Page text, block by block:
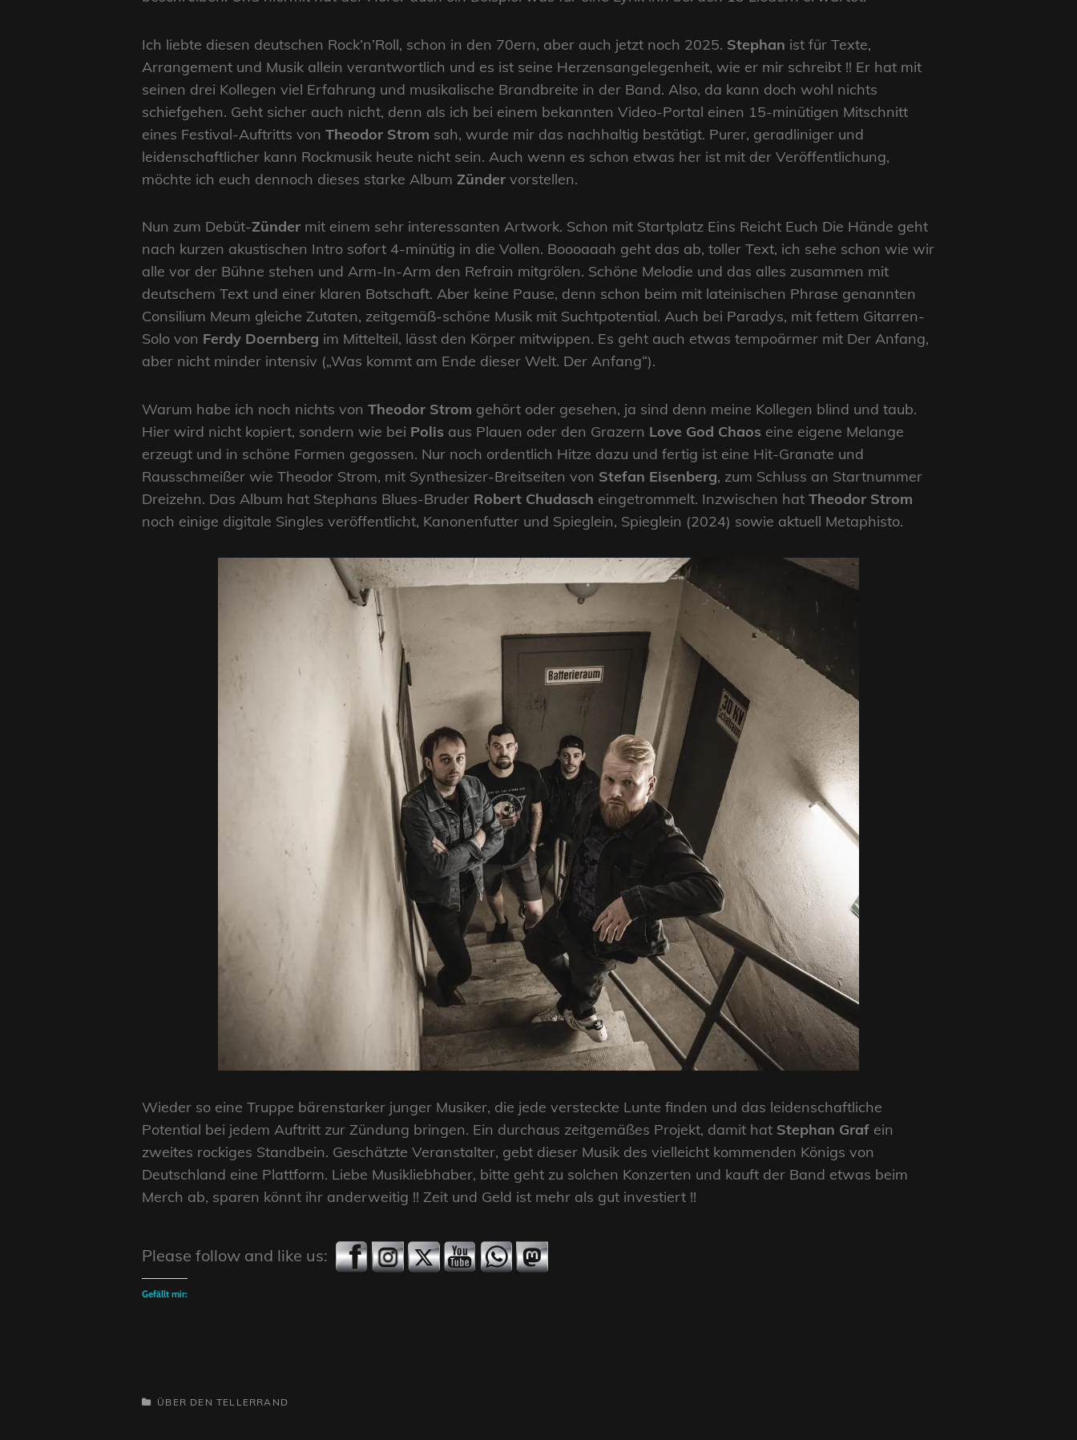
Ich liebte diesen deutschen Rock’n’Roll, schon in den 70ern, aber auch jetzt noch 2025. Stephan ist für Texte,
Arrangement und Musik allein verantwortlich und es ist seine Herzensangelegenheit, wie er mir schreibt !! Er hat mit
seinen drei Kollegen viel Erfahrung und musikalische Brandbreite in der Band. Also, da kann doch wohl nichts
schiefgehen. Geht sicher auch nicht, denn als ich bei einem bekannten Video-Portal einen 15-minütigen Mitschnitt
eines Festival-Auftritts von Theodor Strom sah, wurde mir das nachhaltig bestätigt. Purer, geradliniger und
leidenschaftlicher kann Rockmusik heute nicht sein. Auch wenn es schon etwas her ist mit der Veröffentlichung,
möchte ich euch dennoch dieses starke Album Zünder vorstellen.
Nun zum Debüt-Zünder mit einem sehr interessanten Artwork. Schon mit Startplatz Eins Reicht Euch Die Hände geht
nach kurzen akustischen Intro sofort 4-minütig in die Vollen. Boooaaah geht das ab, toller Text, ich sehe schon wie wir
alle vor der Bühne stehen und Arm-In-Arm den Refrain mitgrölen. Schöne Melodie und das alles zusammen mit
deutschem Text und einer klaren Botschaft. Aber keine Pause, denn schon beim mit lateinischen Phrase genannten
Consilium Meum gleiche Zutaten, zeitgemäß-schöne Musik mit Suchtpotential. Auch bei Paradys, mit fettem Gitarren-
Solo von Ferdy Doernberg im Mittelteil, lässt den Körper mitwippen. Es geht auch etwas tempoärmer mit Der Anfang,
aber nicht minder intensiv („Was kommt am Ende dieser Welt. Der Anfang“).
Warum habe ich noch nichts von Theodor Strom gehört oder gesehen, ja sind denn meine Kollegen blind und taub.
Hier wird nicht kopiert, sondern wie bei Polis aus Plauen oder den Grazern Love God Chaos eine eigene Melange
erzeugt und in schöne Formen gegossen. Nur noch ordentlich Hitze dazu und fertig ist eine Hit-Granate und
Rausschmeißer wie Theodor Strom, mit Synthesizer-Breitseiten von Stefan Eisenberg, zum Schluss an Startnummer
Dreizehn. Das Album hat Stephans Blues-Bruder Robert Chudasch eingetrommelt. Inzwischen hat Theodor Strom
noch einige digitale Singles veröffentlicht, Kanonenfutter und Spieglein, Spieglein (2024) sowie aktuell Metaphisto.
Wieder so eine Truppe bärenstarker junger Musiker, die jede versteckte Lunte finden und das leidenschaftliche
Potential bei jedem Auftritt zur Zündung bringen. Ein durchaus zeitgemäßes Projekt, damit hat Stephan Graf ein
zweites rockiges Standbein. Geschätzte Veranstalter, gebt dieser Musik des vielleicht kommenden Königs von
Deutschland eine Plattform. Liebe Musikliebhaber, bitte geht zu solchen Konzerten und kauft der Band etwas beim
Merch ab, sparen könnt ihr anderweitig !! Zeit und Geld ist mehr als gut investiert !!
Please follow and like us:
Gefällt mir:
CATEGORIES
ÜBER DEN TELLERRAND